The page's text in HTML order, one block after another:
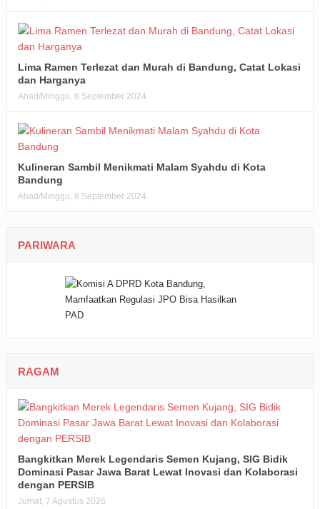
Lima Ramen Terlezat dan Murah di Bandung, Catat Lokasi
dan Harganya
Ahad/Minggu, 8 September 2024
Kulineran Sambil Menikmati Malam Syahdu di Kota
Bandung
Ahad/Minggu, 8 September 2024
PARIWARA
RAGAM
Bangkitkan Merek Legendaris Semen Kujang, SIG Bidik
Dominasi Pasar Jawa Barat Lewat Inovasi dan Kolaborasi
dengan PERSIB
Jumat, 7 Agustus 2026